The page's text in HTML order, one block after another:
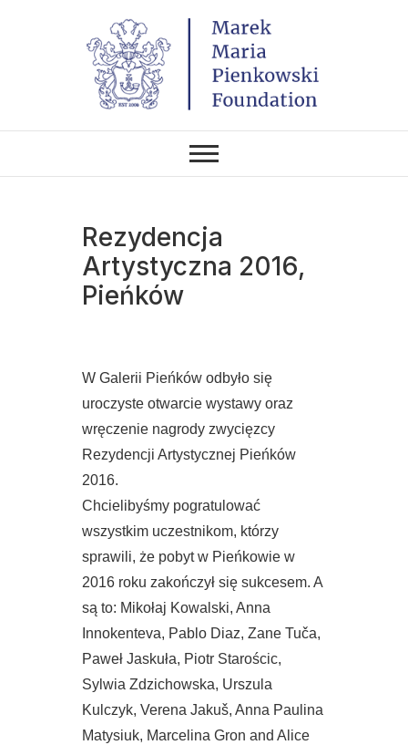
Marek Maria
Pieńkowski
Foundation
POLAND AND AROUND THE
Rezydencja
Artystyczna 2016,
Pieńków
W Galerii Pieńków odbyło się
uroczyste otwarcie wystawy oraz
wręczenie nagrody zwycięzcy
Rezydencji Artystycznej Pieńków
2016.
Chcielibyśmy pogratulować
wszystkim uczestnikom, którzy
sprawili, że pobyt w Pieńkowie w
2016 roku zakończył się sukcesem. A
są to: Mikołaj Kowalski, Anna
Innokenteva, Pablo Diaz, Zane Tuča,
Paweł Jaskuła, Piotr Starościc,
Sylwia Zdzichowska, Urszula
Kulczyk, Verena Jakuš, Anna Paulina
Matysiuk, Marcelina Gron and Alice